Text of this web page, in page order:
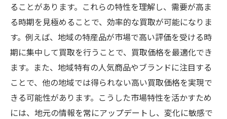
口コミ活用で高価買取を実現するためのメカニ
ズム
口コミが買取価格に及ぼす影響
信頼性の高い口コミの見つけ方
口コミを活用した買取交渉法
地域口コミを利用した高価買取の実現
口コミが持つ潜在的な力とは
ることがあります。これらの特性を理解し、需要が高ま
る時期を見極めることで、効率的な買取が可能になりま
す。例えば、地域の特産品が市場で高い評価を受ける時
期に集中して買取を行うことで、買取価格を最適化でき
ます。また、地域特有の人気商品やブランドに注目する
ことで、他の地域では得られない高い買取価格を実現で
きる可能性があります。こうした市場特性を活かすため
には、地元の情報を常にアップデートし、変化に敏感で